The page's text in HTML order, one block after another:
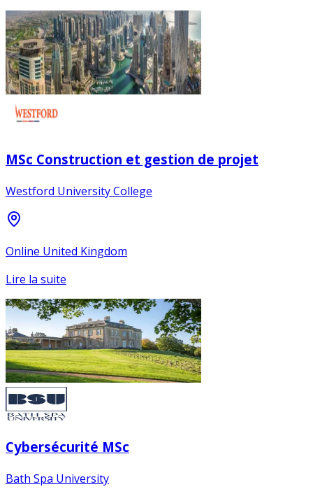
MSc Construction et gestion de projet
Westford University College
Online United Kingdom
Lire la suite
Cybersécurité MSc
Bath Spa University